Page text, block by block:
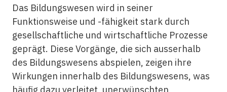
Das Bildungswesen wird in seiner
Funktionsweise und -fähigkeit stark durch
gesellschaftliche und wirtschaftliche Prozesse
geprägt. Diese Vorgänge, die sich ausserhalb
des Bildungswesens abspielen, zeigen ihre
Wirkungen innerhalb des Bildungswesens, was